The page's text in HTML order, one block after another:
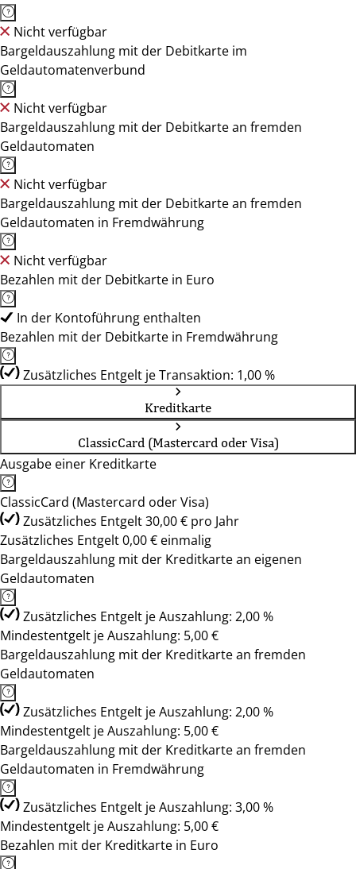
Nicht verfügbar
Bargeldauszahlung mit der Debitkarte im
Geldautomatenverbund
Nicht verfügbar
Bargeldauszahlung mit der Debitkarte an fremden
Geldautomaten
Nicht verfügbar
Bargeldauszahlung mit der Debitkarte an fremden
Geldautomaten in Fremdwährung
Nicht verfügbar
Bezahlen mit der Debitkarte in Euro
In der Kontoführung enthalten
Bezahlen mit der Debitkarte in Fremdwährung
Zusätzliches Entgelt je Transaktion: 1,00 %
Kreditkarte
ClassicCard (Mastercard oder Visa)
Ausgabe einer Kreditkarte
ClassicCard (Mastercard oder Visa)
Zusätzliches Entgelt 30,00 € pro Jahr
Zusätzliches Entgelt 0,00 € einmalig
Bargeldauszahlung mit der Kreditkarte an eigenen
Geldautomaten
Zusätzliches Entgelt je Auszahlung: 2,00 %
Mindestentgelt je Auszahlung: 5,00 €
Bargeldauszahlung mit der Kreditkarte an fremden
Geldautomaten
Zusätzliches Entgelt je Auszahlung: 2,00 %
Mindestentgelt je Auszahlung: 5,00 €
Bargeldauszahlung mit der Kreditkarte an fremden
Geldautomaten in Fremdwährung
Zusätzliches Entgelt je Auszahlung: 3,00 %
Mindestentgelt je Auszahlung: 5,00 €
Bezahlen mit der Kreditkarte in Euro